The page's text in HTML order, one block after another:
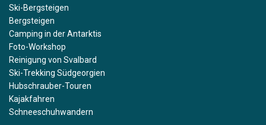
Ski-Bergsteigen
Bergsteigen
Camping in der Antarktis
Foto-Workshop
Reinigung von Svalbard
Ski-Trekking Südgeorgien
Hubschrauber-Touren
Kajakfahren
Schneeschuhwandern